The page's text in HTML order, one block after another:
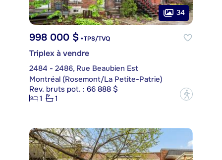
34
998 000 $ +TPS/TVQ
Triplex à vendre
2484 - 2486, Rue Beaubien Est
Montréal (Rosemont/La Petite-Patrie)
Rev. bruts pot. : 66 888 $
1
1 ?